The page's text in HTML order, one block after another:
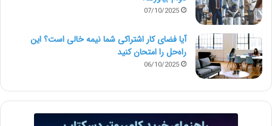
می‌کنند که همکاری را آسان‌تر کنند.
گواهی مهارت
07/10/2025
آیا فضای کار اشتراکی شما نیمه‌ خالی است؟ این
راه‌حل را امتحان کنید
06/10/2025